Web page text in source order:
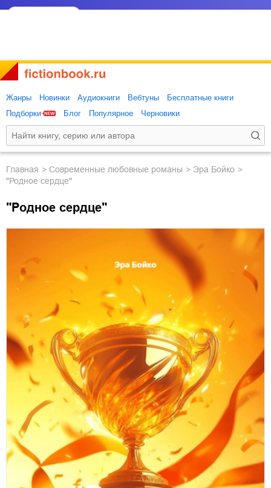
Жанры Новинки Аудиокниги Вебтуны
Бесплатные книги
Подборки
Блог Популярное Черновики
Главная современные любовные романы
Эра Бойко
"Родное сердце"
"Родное сердце"